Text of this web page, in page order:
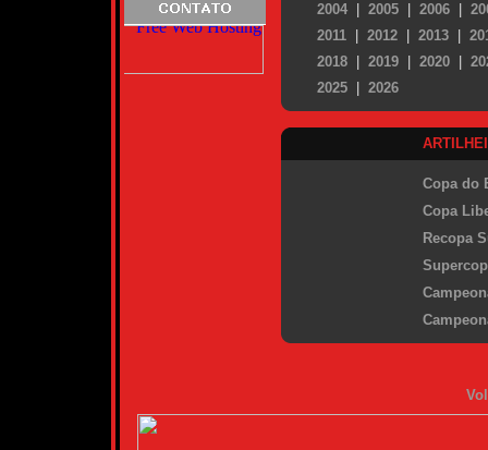
2004 2005 2006
2011
2012 2013
2018
2019 2020
2025
2026
Copa do
Copa
Recopa